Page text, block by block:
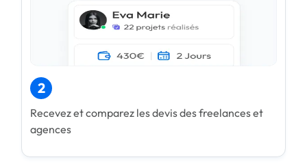
2
Recevez et comparez les devis des freelances et
agences